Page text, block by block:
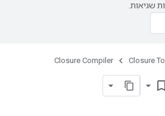
שגיאות.
Closure
Closure Compiler
bookmark_border